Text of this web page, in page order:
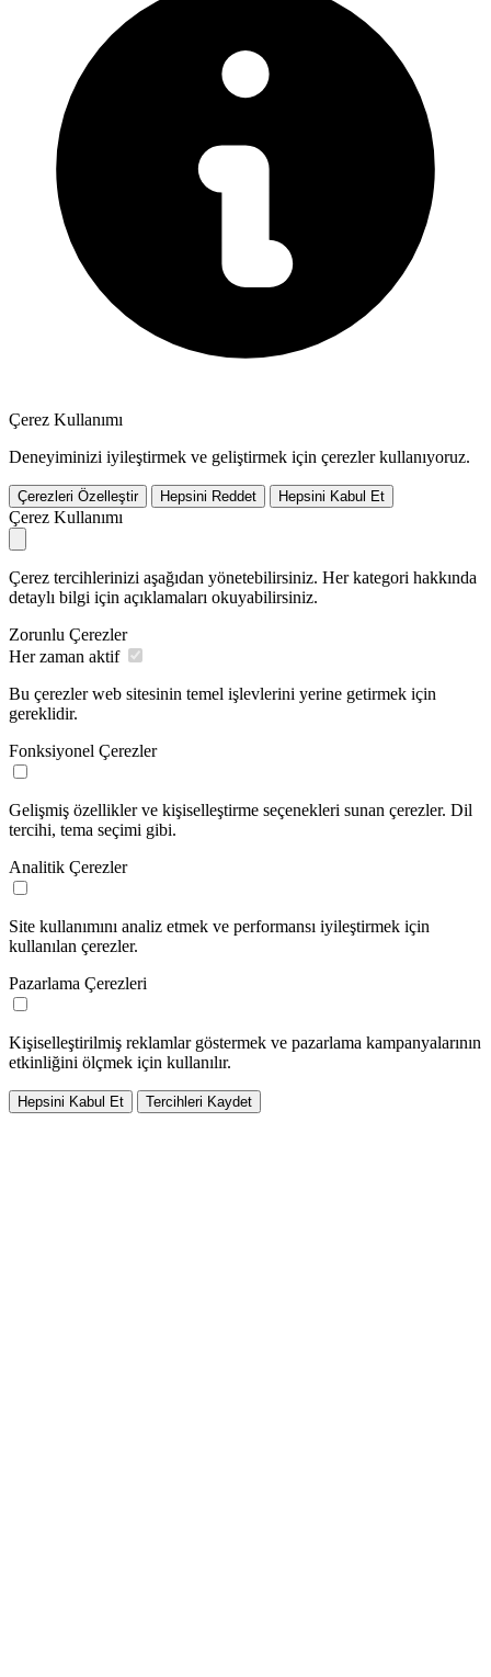
Çerez Kullanımı
Deneyiminizi iyileştirmek ve geliştirmek için çerezler kullanıyoruz.
Çerezleri Özelleştir Hepsini Reddet Hepsini Kabul Et
Çerez Kullanımı
Çerez tercihlerinizi aşağıdan yönetebilirsiniz. Her kategori hakkında
detaylı bilgi için açıklamaları okuyabilirsiniz.
Zorunlu Çerezler
Her zaman aktif
Bu çerezler web sitesinin temel işlevlerini yerine getirmek için
gereklidir.
Fonksiyonel Çerezler
Gelişmiş özellikler ve kişiselleştirme seçenekleri sunan çerezler. Dil
tercihi, tema seçimi gibi.
Analitik Çerezler
Site kullanımını analiz etmek ve performansı iyileştirmek için
kullanılan çerezler.
Pazarlama Çerezleri
Kişiselleştirilmiş reklamlar göstermek ve pazarlama kampanyalarının
etkinliğini ölçmek için kullanılır.
Hepsini Kabul Et Tercihleri Kaydet